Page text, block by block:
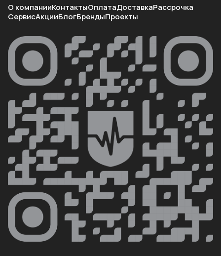
О компанииКонтактыОплатаДоставкаРассрочка
СервисАкцииБлогБрендыПроекты